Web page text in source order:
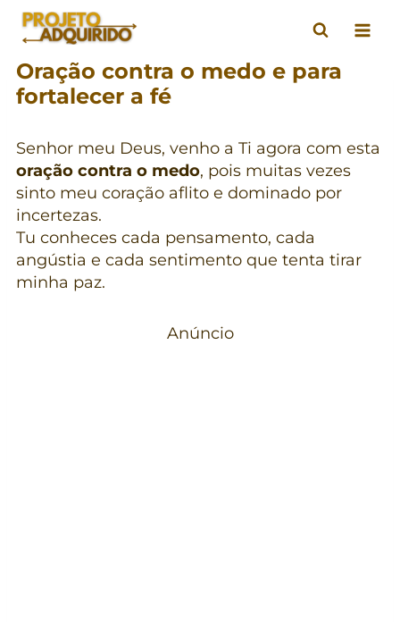
Pular
para
Conteúdo
Oração contra o medo e para
fortalecer a fé
Senhor meu Deus, venho a Ti agora com esta
oração contra o medo, pois muitas vezes
sinto meu coração aflito e dominado por
incertezas.
Tu conheces cada pensamento, cada
angústia e cada sentimento que tenta tirar
minha paz.
Anúncio